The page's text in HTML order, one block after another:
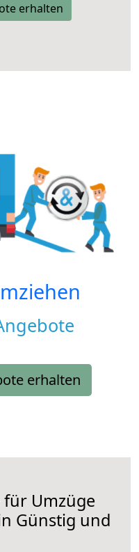
erhalten
erhalten
Umzüge
Günstig und